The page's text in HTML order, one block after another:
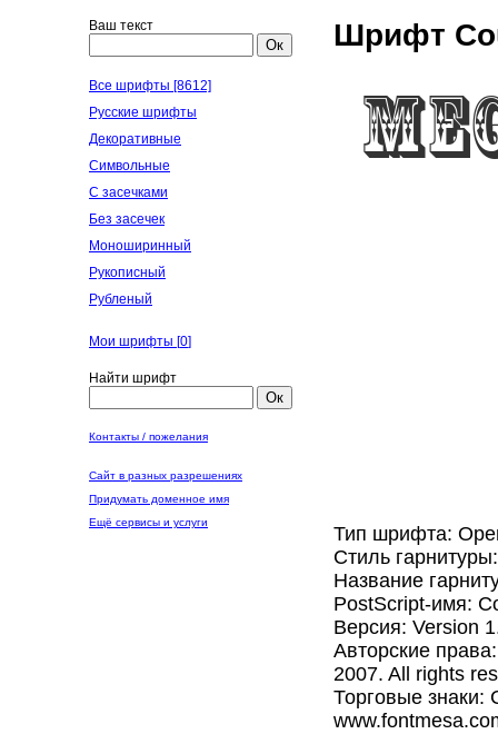
Ваш текст
Ок
Все шрифты [8612]
Русские шрифты
Декоративные
Символьные
С засечками
Без засечек
Моноширинный
Рукописный
Рубленый
Мои шрифты [0]
Найти шрифт
Ок
Контакты / пожелания
Сайт в разных разрешениях
Придумать доменное имя
Ещё сервисы и услуги
Шрифт
Тип шрифта:
Стиль
Название
PostScript-имя:
Версия: Version
Авторские
2007. All rights
Торговые знаки: